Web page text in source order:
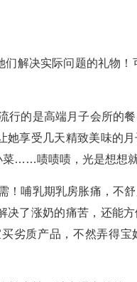
解决实际问题的礼物！
行的是高端月子会所的
享受几天精致美味的
……啧啧啧，光是想想就
！哺乳期乳房胀痛，不
了涨奶的痛苦，还能
劣质产品，不然弄得宝